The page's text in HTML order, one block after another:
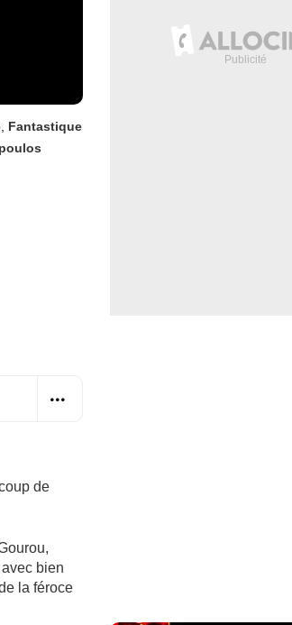
Fantastique
de
bien
la féroce